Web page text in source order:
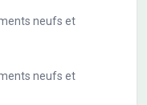
neufs et
neufs et